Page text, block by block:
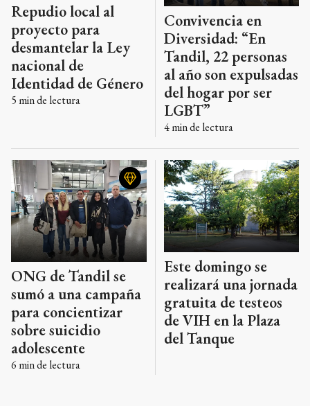
Repudio local al
proyecto para
desmantelar la Ley
nacional de
Identidad de Género
5 min de lectura
Convivencia en
Diversidad: “En
Tandil, 22 personas
al año son expulsadas
del hogar por ser
LGBT”
4min de lectura
ONG de Tandil se
sumó a una campaña
para concientizar
sobre suicidio
adolescente
6 min de lectura
Este domingo se
realizará una jornada
gratuita de testeos
de VIH en la Plaza
del Tanque